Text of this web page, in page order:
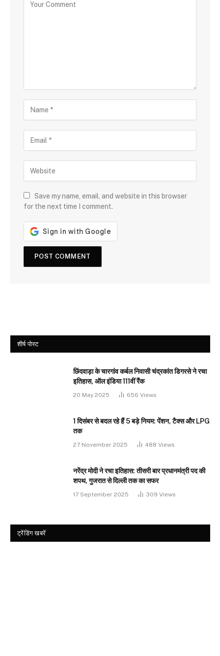
Save my name, email, and website in this browser
for the next time I comment.
शीर्ष पोस्ट
छिंदवाड़ा के चारगांव कर्बल निवासी चंद्रकांत डिगरसे ने रचा
इतिहास, ऑल इंडिया 111वीं रैंक
20 May 2025 656 Views
1 दिसंबर से बदल रहे हैं 5 बड़े नियम: पेंशन, टैक्स और LPG
तक
27 November 2025 488 Views
नरेंद्र मोदी ने रचा इतिहास: तीसरी बार प्रधानमंत्री पद की
शपथ, गुजरात से दिल्ली तक का सफर
17 September 2025 309 Views
ट्रेंडिंग खबरें